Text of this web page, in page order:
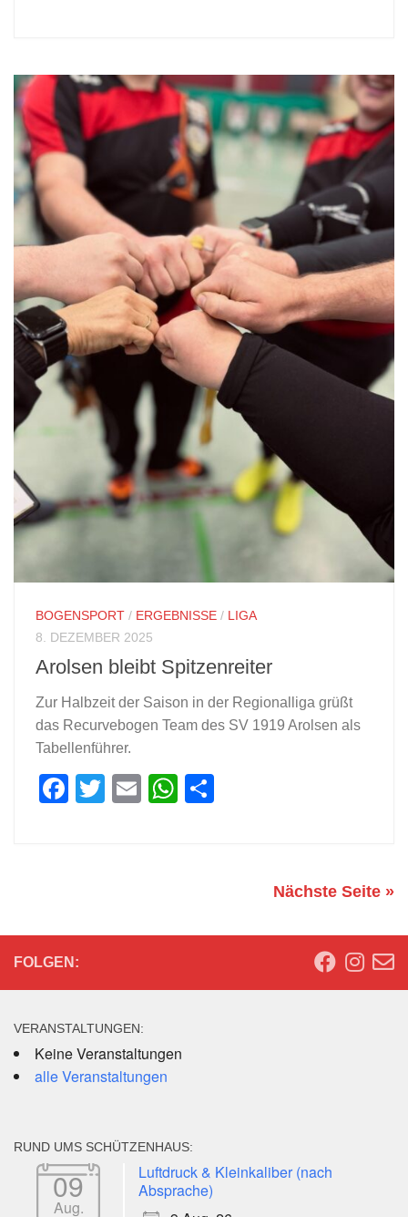
BOGENSPORT / ERGEBNISSE / LIGA
8. DEZEMBER 2025
Arolsen bleibt Spitzenreiter
Zur Halbzeit der Saison in der Regionalliga grüßt
das Recurvebogen Team des SV 1919 Arolsen als
Tabellenführer.
Facebook
Twitter
EmailWhatsApp
Nächste Seite »
FOLGEN:
VERANSTALTUNGEN:
Keine Veranstaltungen
alle Veranstaltungen
RUND UMS SCHÜTZENHAUS:
09
Aug.
Luftdruck & Kleinkaliber (nach
Absprache)